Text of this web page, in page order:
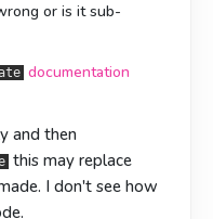
or is it sub-
documentation
and then
this may replace
I don't see how